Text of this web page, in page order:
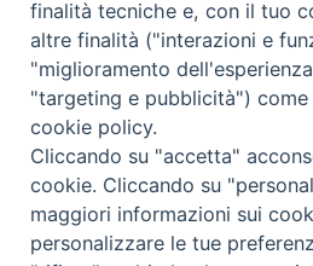
Tel. 041-2702411
e-mail curia@patriarcatovenezia.it
Indirizzo PEC:
finalità tecniche e, con il tuo
altre finalità ("interazioni e
"miglioramento
"targeting e pubblicità")
cookie policy.
Cliccando su "accetta"
cookie. Cliccando su
maggiori informazioni sui
personalizzare le tue